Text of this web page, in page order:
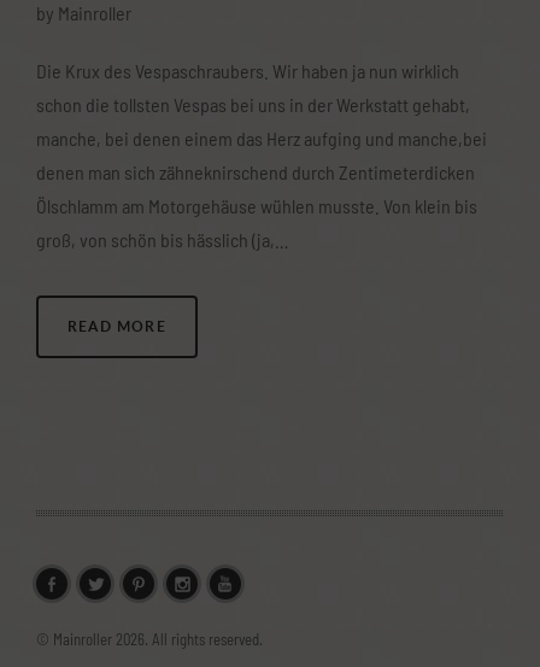
by Mainroller
Die Krux des Vespaschraubers. Wir haben ja nun wirklich
schon die tollsten Vespas bei uns in der Werkstatt gehabt,
manche, bei denen einem das Herz aufging und manche,bei
denen man sich zähneknirschend durch Zentimeterdicken
Ölschlamm am Motorgehäuse wühlen musste. Von klein bis
groß, von schön bis hässlich (ja,…
READ MORE
© Mainroller 2026. All rights reserved.